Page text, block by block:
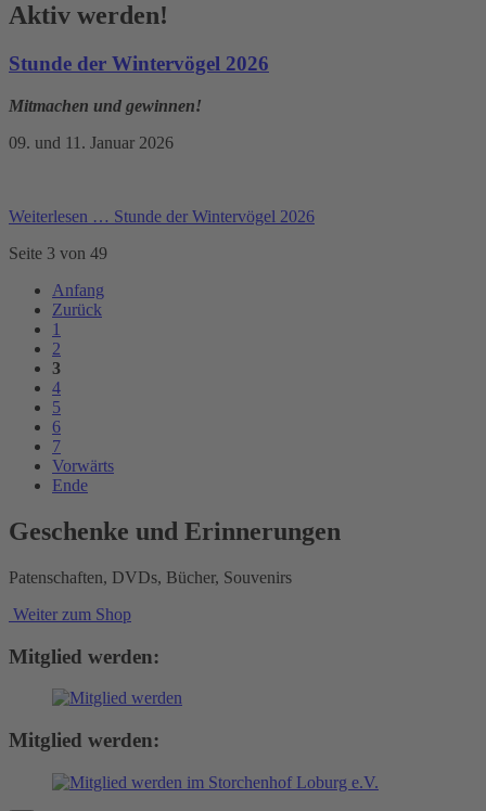
Aktiv werden!
Stunde der Wintervögel 2026
Mitmachen und gewinnen!
09. und 11. Januar 2026
Weiterlesen … Stunde der Wintervögel 2026
Seite 3 von 49
Anfang
Zurück
1
2
3
4
5
6
7
Vorwärts
Ende
Geschenke und Erinnerungen
Patenschaften, DVDs, Bücher, Souvenirs
Weiter zum Shop
Mitglied werden:
Mitglied werden: